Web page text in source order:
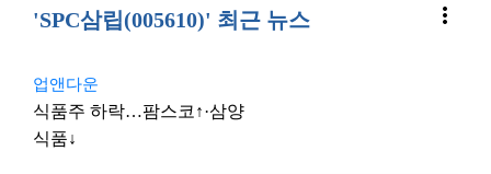
'SPC삼립(005610)' 최근 뉴스 more_vert
업앤다운
식품주 하락…팜스코↑·삼양
식품↓